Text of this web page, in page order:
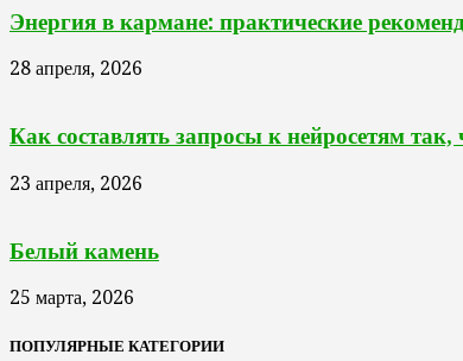
Энергия в кармане: практические
28 апреля, 2026
Как составлять запросы к нейросетям
23 апреля, 2026
Белый камень
25 марта, 2026
ПОПУЛЯРНЫЕ КАТЕГОРИИ